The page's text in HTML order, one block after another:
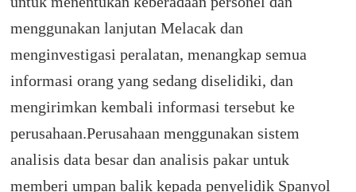
menggunakan lanjutan Melacak dan
menginvestigasi peralatan, menangkap semua
informasi orang yang sedang diselidiki, dan
mengirimkan kembali informasi tersebut ke
perusahaan.Perusahaan menggunakan sistem
analisis data besar dan analisis pakar untuk
memberi umpan balik kepada penyelidik Spanyol